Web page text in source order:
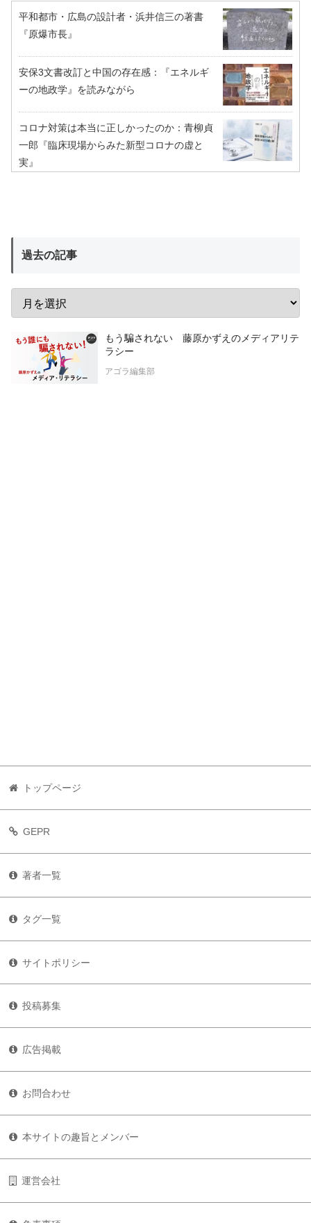
平和都市・広島の設計者・浜井信三の著書
『原爆市長』
安保3文書改訂と中国の存在感：『エネルギ
ーの地政学』を読みながら
コロナ対策は本当に正しかったのか：青柳貞
一郎『臨床現場からみた新型コロナの虚と
実』
過去の記事
もう騙されない 藤原かずえのメディアリテ
ラシー
アゴラ編集部
トップページ
GEPR
著者一覧
タグ一覧
サイトポリシー
投稿募集
広告掲載
お問合わせ
本サイトの趣旨とメンバー
運営会社